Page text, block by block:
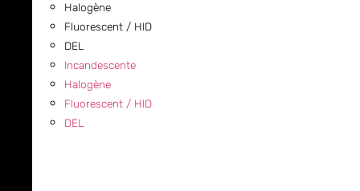
Halogène
Fluorescent / HID
DEL
Incandescente
Halogène
Fluorescent / HID
DEL